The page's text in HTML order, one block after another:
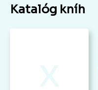
Katalóg kníh